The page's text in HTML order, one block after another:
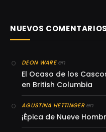
NUEVOS COMENTARIOS
DEON WAREen
El Ocaso de los
en British Columbia
AGUSTINA HETTINGERen
¡Épica de Nueve